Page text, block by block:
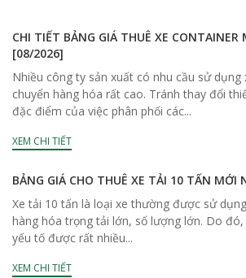
CHI TIẾT BẢNG GIÁ THUÊ XE CONTAINER
[08/2026]
Nhiều công ty sản xuất có nhu cầu sử
chuyển hàng hóa rất cao. Tránh thay đổi
đặc điểm của việc phân phối các...
XEM CHI TIẾT
BẢNG GIÁ CHO THUÊ XE TẢI 10 TẤN MỚI
Xe tải 10 tấn là loại xe thường được sử
hàng hóa trọng tải lớn, số lượng lớn. Do
yếu tố được rất nhiều...
XEM CHI TIẾT